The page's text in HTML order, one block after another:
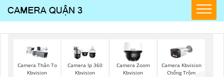
Camera Thân To
Kbvision
Camera Ip 360
Kbvision
Camera Zoom
Kbvision
Camera Kbvision
Chống Trộm